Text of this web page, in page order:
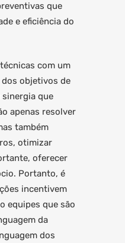
que
e eficiência do
com um
objetivos de
sinergia que
apenas resolver
também
otimizar
oferecer
Portanto, é
incentivem
equipes que são
da
dos